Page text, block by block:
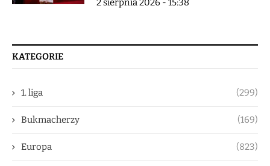
2 sierpnia 2026 - 15:38
KATEGORIE
1. liga (299)
Bukmacherzy (169)
Europa (823)